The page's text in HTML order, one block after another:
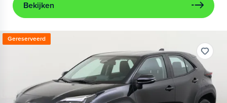
Bekijken
Gereserveerd